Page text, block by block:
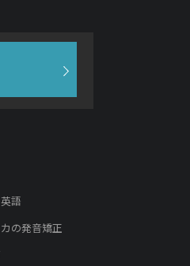
語
の発音矯正